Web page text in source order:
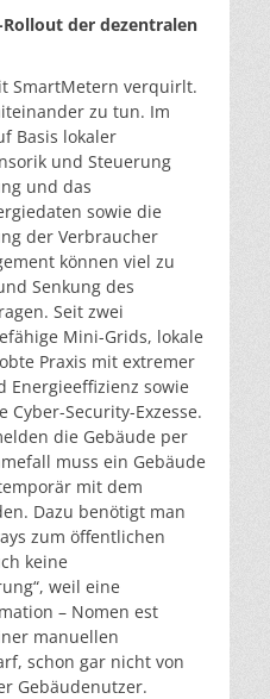
der dezentralen
SmartMetern verquirlt.
zu tun. Im
Basis lokaler
und Steuerung
und das
sowie die
der Verbraucher
können viel zu
Senkung des
Seit zwei
Mini-Grids, lokale
Praxis mit extremer
Energieeffizienz sowie
Security-Exzesse.
die Gebäude per
muss ein Gebäude
mit dem
Dazu benötigt man
zum öffentlichen
keine
weil eine
– Nomen est
manuellen
schon gar nicht von
Gebäudenutzer.